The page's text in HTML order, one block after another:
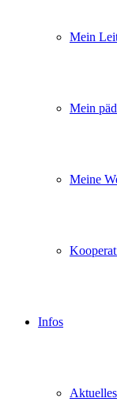
Mein
Mein
Meine
Infos
Aktuelles